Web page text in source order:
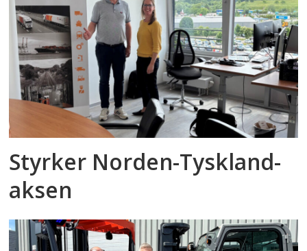
Styrker Norden-Tyskland-
aksen